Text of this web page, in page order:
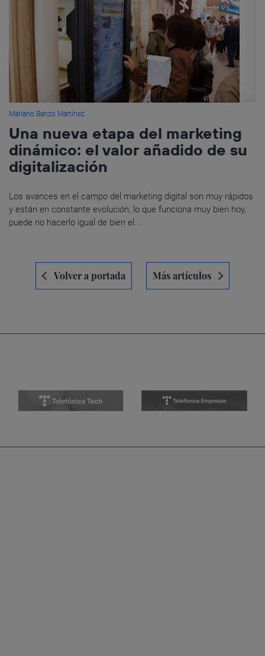
Mariano Banzo Martínez
Una nueva etapa del marketing
dinámico: el valor añadido de su
digitalización
Los avances en el campo del marketing digital son muy rápidos
y están en constante evolución; lo que funciona muy bien hoy,
puede no hacerlo igual de bien el...
Navegación
entradas
Volver a portada Más artículos